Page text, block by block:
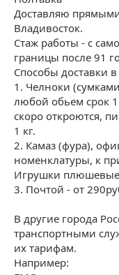
Доставляю
Владивосток.
Стаж работы - с
границы после 91
Способы доставки
1. Челноки
любой обьем срок
скоро откроются,
1 кг.
2. Камаз (фура),
номенклатуры, к
Игрушки плюшевые
3. Почтой - от
В другие города
транспортными
их тарифам.
Например: